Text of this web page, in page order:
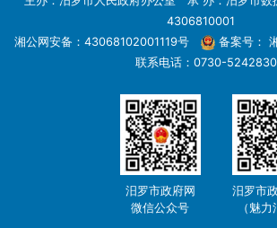
4306810001
湘公网安备：43068102001119号
备案号：
联系电话：0730-5242830
汨罗市政府网
微信公众号
汨罗市
（魅力